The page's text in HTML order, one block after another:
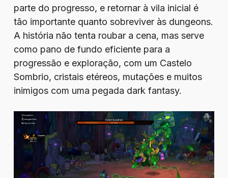
parte do progresso, e retornar à vila inicial é
tão importante quanto sobreviver às dungeons.
A história não tenta roubar a cena, mas serve
como pano de fundo eficiente para a
progressão e exploração, com um Castelo
Sombrio, cristais etéreos, mutações e muitos
inimigos com uma pegada dark fantasy.